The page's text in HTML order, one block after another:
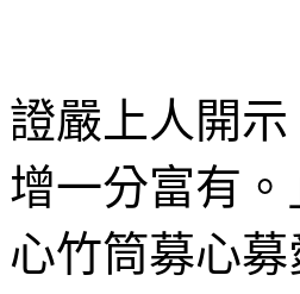
證嚴上人開
增一分富有
心竹筒募心